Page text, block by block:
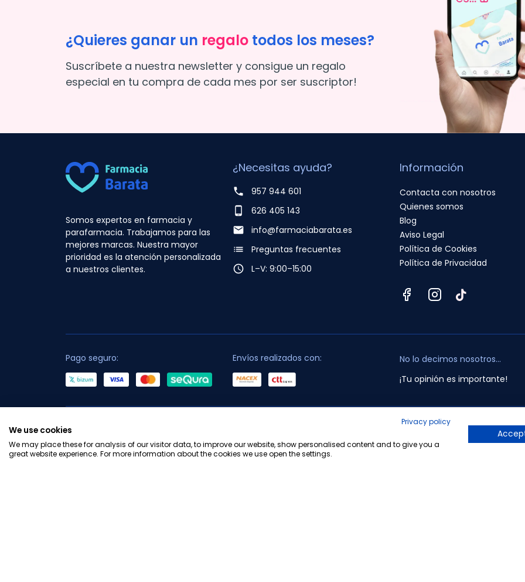
¿Quieres ganar un regalo todos los meses?
Suscríbete a nuestra newsletter y consigue un regalo
especial en tu compra de cada mes por ser suscriptor!
Somos expertos en farmacia y
parafarmacia. Trabajamos para las
mejores marcas. Nuestra mayor
prioridad es la atención personalizada
a nuestros clientes.
¿Necesitas ayuda?
phone
957 944 601
phone_android
626 405 143
email
info@farmaciabarata.es
list
Preguntas frecuentes
access_time
L–V: 9:00–15:00
Información
Contacta con nosotros
Quienes somos
Blog
Aviso Legal
Política de Cookies
Política de Privacidad
Pago seguro: Envíos realizados con:
No lo decimos nosotros...
¡Tu opinión es importante!
Copyright © 2010-2026 Farmacia Barata S.L. Todos los derechos
Privacy policy
We use cookies
We may place these for analysis of our visitor data, to improve our website, show personalised content and to give you a
great website experience. For more information about the cookies we use open the settings.